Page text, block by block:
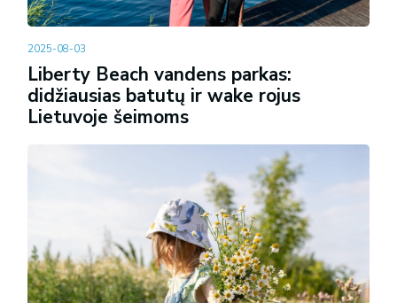
2025-08-03
Liberty Beach vandens parkas:
didžiausias batutų ir wake rojus
Lietuvoje šeimoms